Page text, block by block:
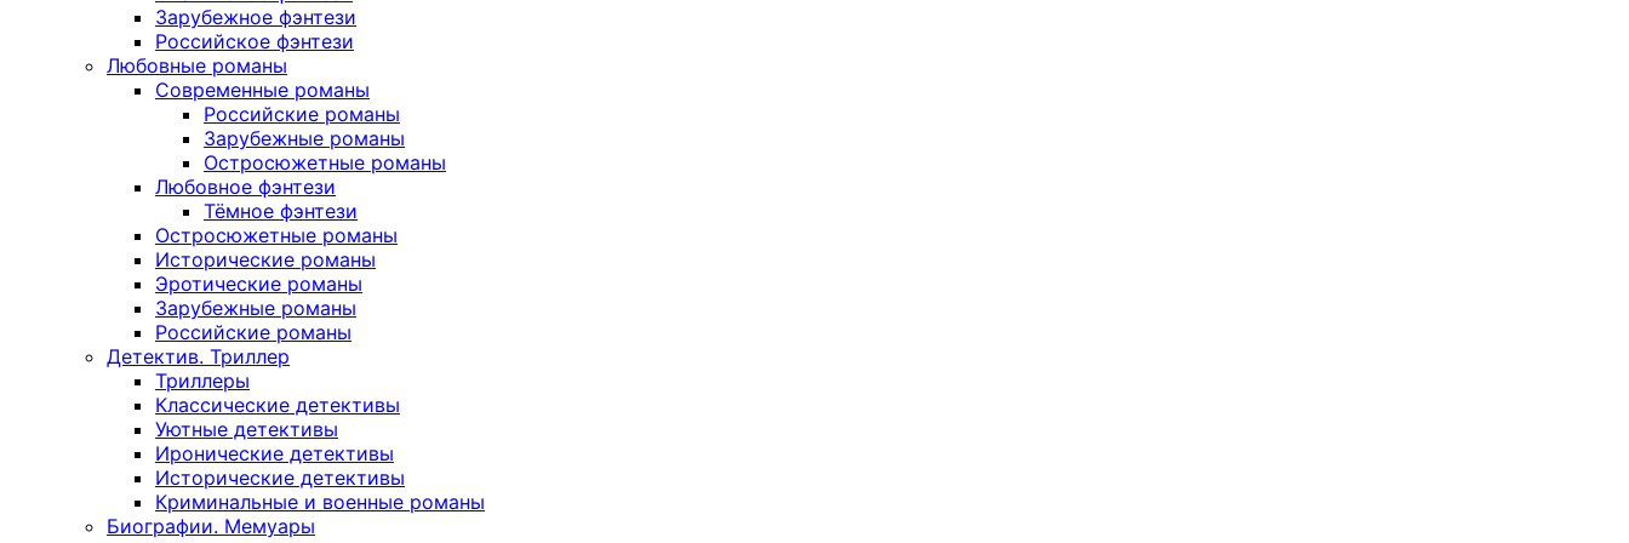
Зарубежное фэнтези
Российское фэнтези
Любовные романы
Современные романы
Российские романы
Зарубежные романы
Остросюжетные романы
Любовное фэнтези
Тёмное фэнтези
Остросюжетные романы
Исторические романы
Эротические романы
Зарубежные романы
Российские романы
Детектив. Триллер
Триллеры
Классические детективы
Уютные детективы
Иронические детективы
Исторические детективы
Криминальные и военные романы
Биографии. Мемуары